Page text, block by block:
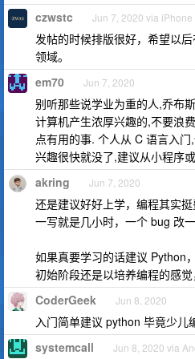
czwstc Jun 7, 2020 via iPhone
发帖的时候排版很好，希望以
领域。
em70 Jun 7, 2020
别听那些说学业为重的人,乔布
计算机产生浓厚兴趣的,不要浪
点有用的事. 个人从 C 语言入
兴趣很快就没了,建议从小程序
akring Jun 7, 2020
还是建议好好上学，编程其实
一写就是几小时，一个 bug 改
如果真要学习的话建议 Python
初始阶段还是以培养编程的感
CoderGeek Jun 8, 2020
入门简单建议 python 毕竟少儿
systemcall Jun 8, 2020 via